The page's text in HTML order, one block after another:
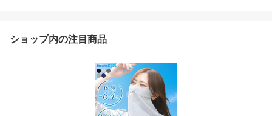
ショップ内の注目商品